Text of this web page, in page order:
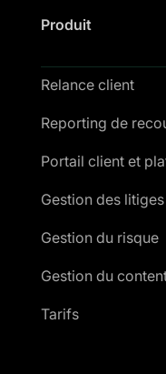
Produit
Relance client
Reporting de
Portail client et
Gestion des litiges
Gestion du risque
Gestion du
Tarifs